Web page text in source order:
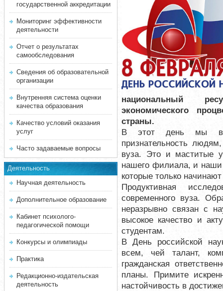
государственной аккредитации
Мониторинг эффективности
деятельности
Отчет о результатах
самообследования
Сведения об образовательной
организации
Внутренняя система оценки
качества образования
Качество условий оказания
услуг
Часто задаваемые вопросы
Деятельность
Научная деятельность
Дополнительное образование
Кабинет психолого-
педагогической помощи
Конкурсы и олимпиады
Практика
Редакционно-издательская
деятельность
национальный
экономического
страны.
В этот день мы
признательность
вуза. Это и маститые
нашего филиала, и
которые только
Продуктивная
современного вуза.
неразрывно связан с
высокое качество и
студентам.
В День российской
всем, чей талант,
гражданская
планы. Примите
настойчивость в